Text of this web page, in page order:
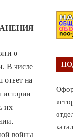
о
В числе
ответ на
истории
их
войны